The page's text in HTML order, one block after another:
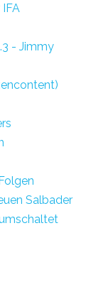
- Jimmy
Salbader